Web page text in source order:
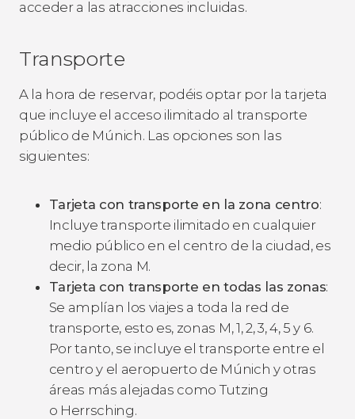
acceder a las atracciones incluidas.
Transporte
A la hora de reservar, podéis optar por la tarjeta
que incluye el acceso ilimitado al transporte
público de Múnich. Las opciones son las
siguientes:
Tarjeta con transporte en la zona centro:
Incluye transporte ilimitado en cualquier
medio público en el centro de la ciudad, es
decir, la zona M.
Tarjeta con transporte en todas las zonas:
Se amplían los viajes a toda la red de
transporte, esto es, zonas M, 1, 2, 3, 4, 5 y 6.
Por tanto, se incluye el transporte entre el
centro y el aeropuerto de Múnich y otras
áreas más alejadas como Tutzing
o Herrsching.